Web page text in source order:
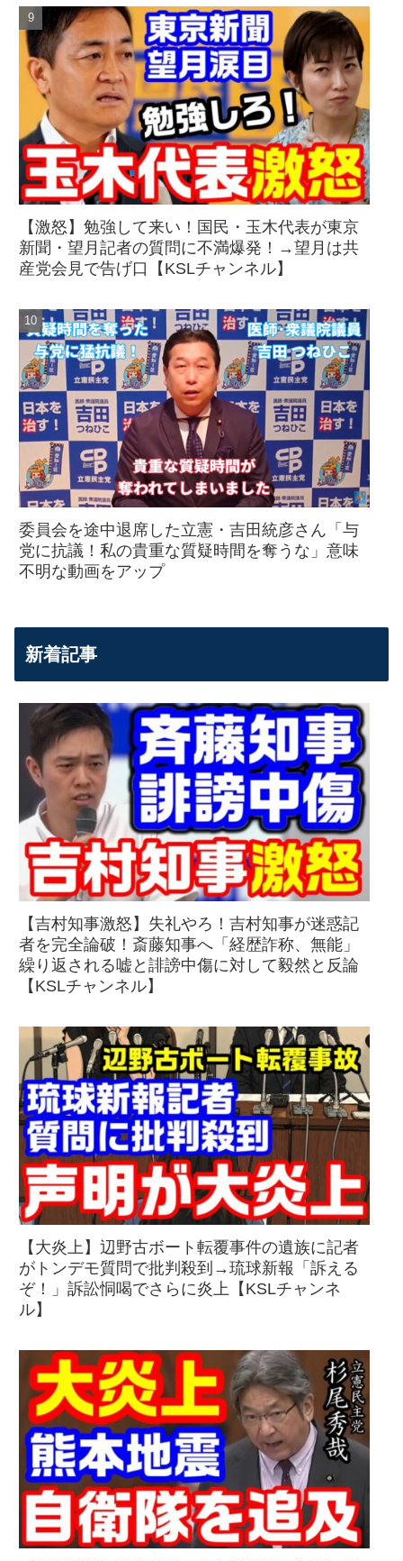
【激怒】勉強して来い！国民・玉木代表が東京
新聞・望月記者の質問に不満爆発！→望月は共
産党会見で告げ口【KSLチャンネル】
委員会を途中退席した立憲・吉田統彦さん「与
党に抗議！私の貴重な質疑時間を奪うな」意味
不明な動画をアップ
新着記事
【吉村知事激怒】失礼やろ！吉村知事が迷惑記
者を完全論破！斎藤知事へ「経歴詐称、無能」
繰り返される嘘と誹謗中傷に対して毅然と反論
【KSLチャンネル】
【大炎上】辺野古ボート転覆事件の遺族に記者
がトンデモ質問で批判殺到→琉球新報「訴える
ぞ！」訴訟恫喝でさらに炎上【KSLチャンネ
ル】